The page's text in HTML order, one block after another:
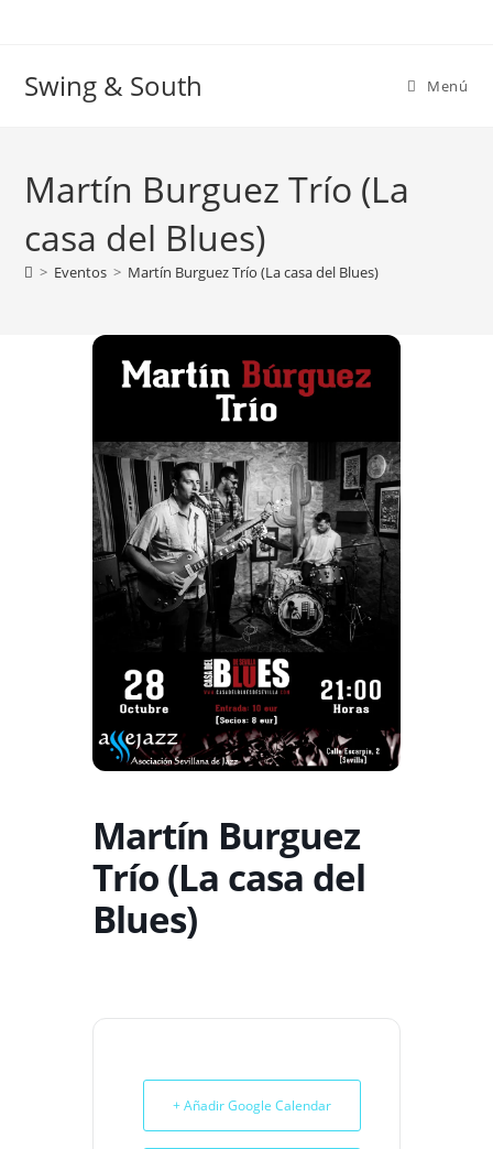
Swing & South Menú
Martín Burguez Trío (La
casa del Blues)
> Eventos > Martín Burguez Trío (La casa del Blues)
Martín Burguez
Trío (La casa del
Blues)
+ Añadir Google Calendar